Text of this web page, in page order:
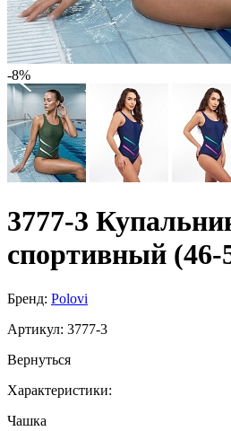
-8%
3777-3
спортивный (46-
Бренд: Polovi
Артикул: 3777-3
Вернуться
Характеристики:
Чашка